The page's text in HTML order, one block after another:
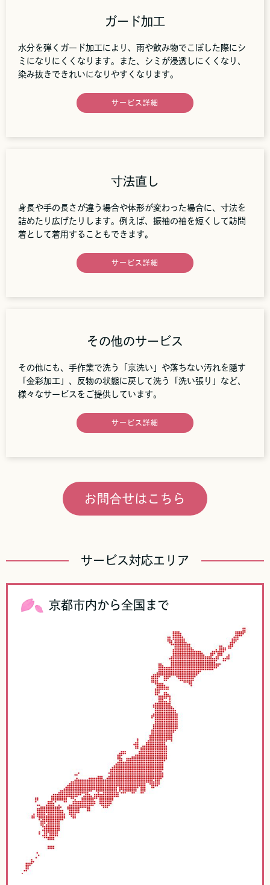
ガード加工
水分を弾くガード加工により、雨や飲み物でこぼした際にシ
ミになりにくくなります。また、シミが浸透しにくくなり、
染み抜きできれいになりやすくなります。
サービス詳細
寸法直し
身長や手の長さが違う場合や体形が変わった場合に、寸法を
詰めたり広げたりします。例えば、振袖の袖を短くして訪問
着として着用することもできます。
サービス詳細
その他のサービス
その他にも、手作業で洗う「京洗い」や落ちない汚れを隠す
「金彩加工」、反物の状態に戻して洗う「洗い張り」など、
様々なサービスをご提供しています。
サービス詳細
お問合せはこちら
サービス対応エリア
京都市内から全国まで